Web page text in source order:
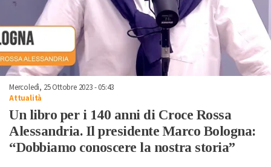
Mercoledì, 25 Ottobre 2023 - 05:43
Attualità
Un libro per i 140 anni di Croce Rossa
Alessandria. Il presidente Marco Bologna:
“Dobbiamo conoscere la nostra storia”